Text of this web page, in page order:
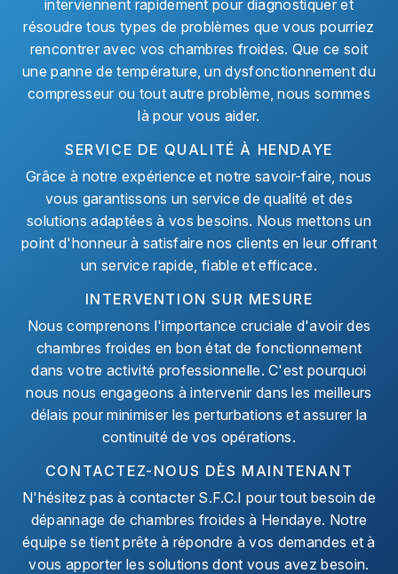
interviennent rapidement pour diagnostiquer et
résoudre tous types de problèmes que vous pourriez
rencontrer avec vos chambres froides. Que ce soit
une panne de température, un dysfonctionnement du
compresseur ou tout autre problème, nous sommes
là pour vous aider.
SERVICE DE QUALITÉ À HENDAYE
Grâce à notre expérience et notre savoir-faire, nous
vous garantissons un service de qualité et des
solutions adaptées à vos besoins. Nous mettons un
point d'honneur à satisfaire nos clients en leur offrant
un service rapide, fiable et efficace.
INTERVENTION SUR MESURE
Nous comprenons l'importance cruciale d'avoir des
chambres froides en bon état de fonctionnement
dans votre activité professionnelle. C'est pourquoi
nous nous engageons à intervenir dans les meilleurs
délais pour minimiser les perturbations et assurer la
continuité de vos opérations.
CONTACTEZ-NOUS DÈS MAINTENANT
N'hésitez pas à contacter S.F.C.I pour tout besoin de
dépannage de chambres froides à Hendaye. Notre
équipe se tient prête à répondre à vos demandes et à
vous apporter les solutions dont vous avez besoin.